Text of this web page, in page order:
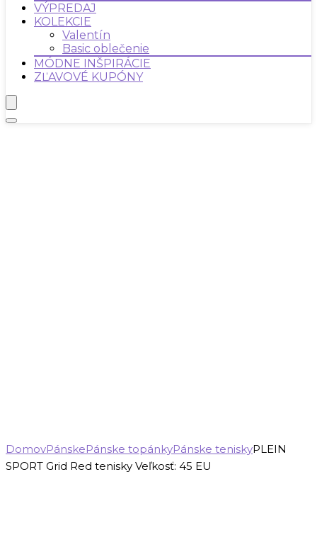
VÝPREDAJ
KOLEKCIE
Valentín
Basic oblečenie
MÓDNE INŠPIRÁCIE
ZĽAVOVÉ KUPÓNY
DomovPánskePánske topánkyPánske teniskyPLEIN
SPORT Grid Red tenisky Veľkosť: 45 EU